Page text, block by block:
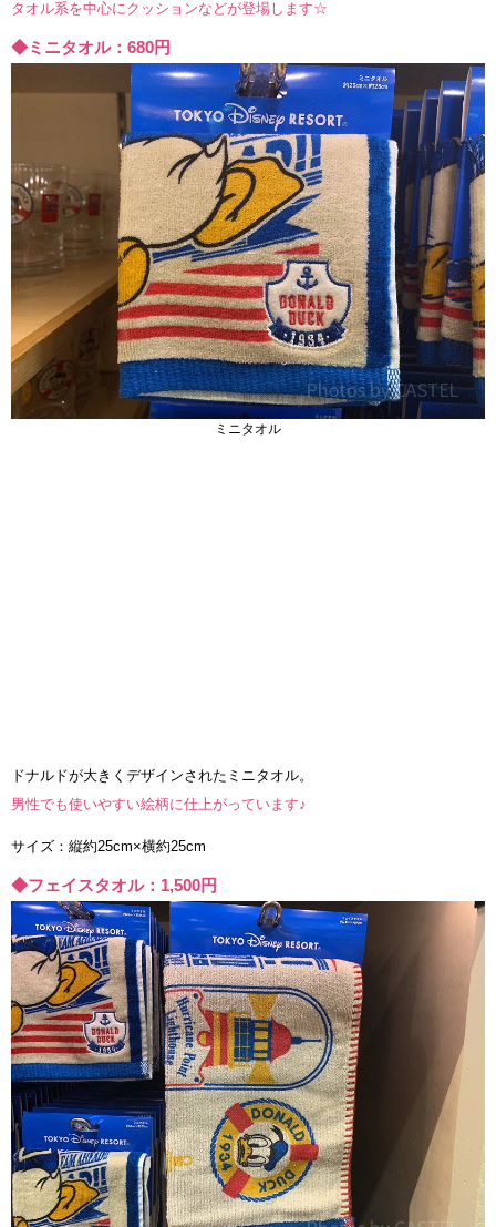
タオル系を中心にクッションなどが登場します☆
◆ミニタオル：680円
ミニタオル
ドナルドが大きくデザインされたミニタオル。
男性でも使いやすい絵柄に仕上がっています♪
サイズ：縦約25cm×横約25cm
◆フェイスタオル：1,500円